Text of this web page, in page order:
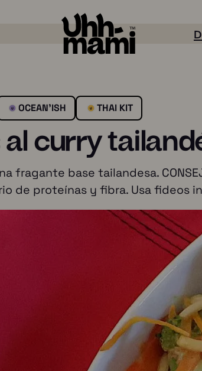
Sabor
OCEAN'ISH THAI KIT
curry
base tailandesa.
de proteínas y fibra. Usa fideos